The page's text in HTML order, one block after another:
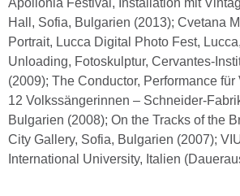
Apollonia Festival, Installation mit
Hall, Sofia, Bulgarien (2013); Cvetana
Portrait, Lucca Digital Photo Fest,
Unloading, Fotoskulptur, Cervantes-
(2009); The Conductor, Performance
12 Volkssängerinnen – Schneider-
Bulgarien (2008); On the Tracks of the
City Gallery, Sofia, Bulgarien (2007);
International University, Italien